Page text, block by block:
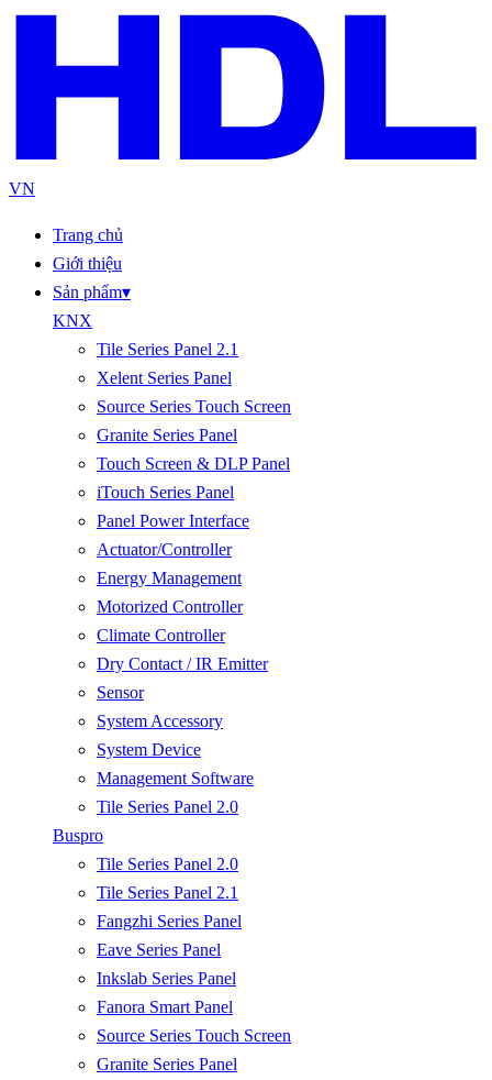
VN
Trang chủ
Giới thiệu
Sản phẩm▾
KNX
Tile Series Panel 2.1
Xelent Series Panel
Source Series Touch Screen
Granite Series Panel
Touch Screen & DLP Panel
iTouch Series Panel
Panel Power Interface
Actuator/Controller
Energy Management
Motorized Controller
Climate Controller
Dry Contact / IR Emitter
Sensor
System Accessory
System Device
Management Software
Tile Series Panel 2.0
Buspro
Tile Series Panel 2.0
Tile Series Panel 2.1
Fangzhi Series Panel
Eave Series Panel
Inkslab Series Panel
Fanora Smart Panel
Source Series Touch Screen
Granite Series Panel